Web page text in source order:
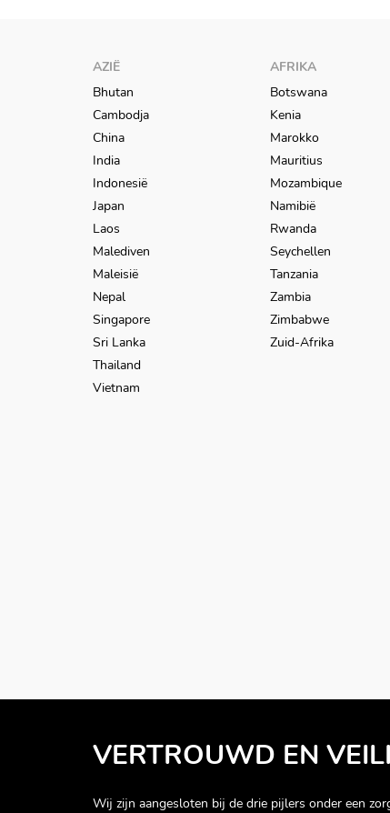
AZIË
Bhutan
Cambodja
China
India
Indonesië
Japan
Laos
Malediven
Maleisië
Nepal
Singapore
Sri Lanka
Thailand
Vietnam
AFRIKA
Botswana
Kenia
Marokko
Mauritius
Mozambique
Namibië
Rwanda
Seychellen
Tanzania
Zambia
Zimbabwe
Zuid-Afrika
VERTROUWD EN
Wij zijn aangesloten bij de drie pijlers onder een